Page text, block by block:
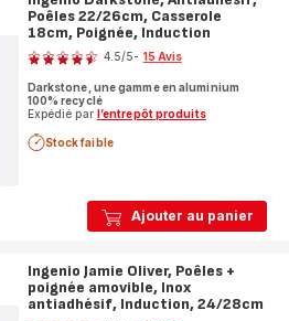
Ajouter au panier
Poêles 22/26cm, Casserole
18cm, Poignée, Induction
Note
4.5/5- 15 Avis
Darkstone, une gamme en aluminium
100% recyclé
Expédié par l’entrepôt produits
Stock faible
Ingenio Jamie Oliver, Poêles +
poignée amovible, Inox
antiadhésif, Induction, 24/28cm
Note